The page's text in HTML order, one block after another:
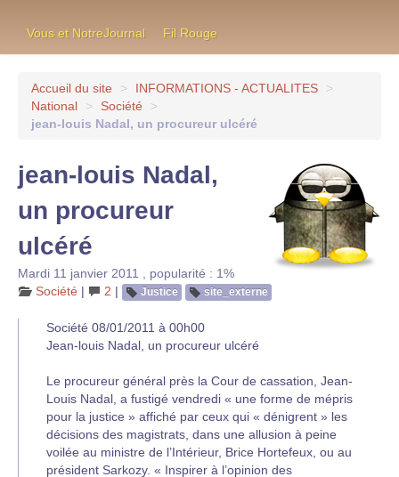
Vous et NotreJournal Fil Rouge
Accueil du site > INFORMATIONS - ACTUALITES
>
National
> Société
>
jean-louis Nadal, un procureur ulcéré
jean-louis Nadal,
un procureur
ulcéré
Mardi 11 janvier 2011
popularité : 1%
Société | 2 | Justice site_externe
Société 08/01/2011 à 00h00
Jean-louis Nadal, un procureur ulcéré
Le procureur général près la Cour de cassation, Jean-
Louis Nadal, a fustigé vendredi « une forme de mépris
pour la justice » affiché par ceux qui « dénigrent » les
décisions des magistrats, dans une allusion à peine
voilée au ministre de l’Intérieur, Brice Hortefeux, ou au
président Sarkozy. « Inspirer à l’opinion des